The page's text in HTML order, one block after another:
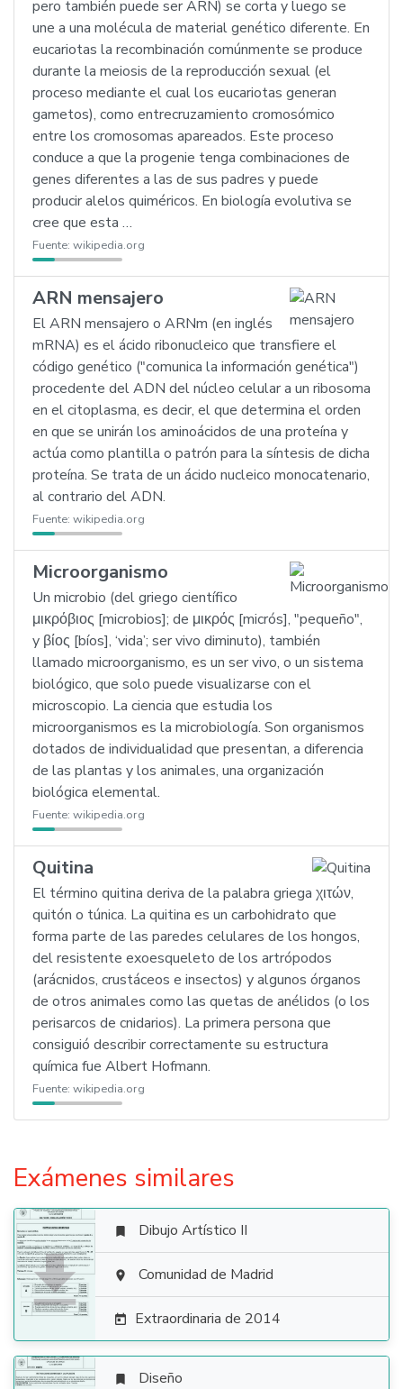
pero también puede ser ARN) se corta y luego se
une a una molécula de material genético diferente. En
eucariotas la recombinación comúnmente se produce
durante la meiosis de la reproducción sexual (el
proceso mediante el cual los eucariotas generan
gametos), como entrecruzamiento cromosómico
entre los cromosomas apareados. Este proceso
conduce a que la progenie tenga combinaciones de
genes diferentes a las de sus padres y puede
producir alelos quiméricos. En biología evolutiva se
cree que esta …
Fuente: wikipedia.org
ARN mensajero
El ARN mensajero o ARNm (en inglés
mRNA) es el ácido ribonucleico que transfiere el
código genético ("comunica la información genética")
procedente del ADN del núcleo celular a un ribosoma
en el citoplasma, es decir, el que determina el orden
en que se unirán los aminoácidos de una proteína y
actúa como plantilla o patrón para la síntesis de dicha
proteína. Se trata de un ácido nucleico monocatenario,
al contrario del ADN.
Fuente: wikipedia.org
Microorganismo
Un microbio (del griego científico
μικρόβιος [microbios]; de μικρός [micrós], "pequeño",
y βίος [bíos], ‘vida’; ser vivo diminuto), también
llamado microorganismo, es un ser vivo, o un sistema
biológico, que solo puede visualizarse con el
microscopio. La ciencia que estudia los
microorganismos es la microbiología. Son organismos
dotados de individualidad que presentan, a diferencia
de las plantas y los animales, una organización
biológica elemental.
Fuente: wikipedia.org
Quitina
El término quitina deriva de la palabra griega χιτών,
quitón o túnica. La quitina es un carbohidrato que
forma parte de las paredes celulares de los hongos,
del resistente exoesqueleto de los artrópodos
(arácnidos, crustáceos e insectos) y algunos órganos
de otros animales como las quetas de anélidos (o los
perisarcos de cnidarios). La primera persona que
consiguió describir correctamente su estructura
química fue Albert Hofmann.
Fuente: wikipedia.org
Exámenes similares

 Dibujo Artístico II
 Comunidad de Madrid
 Extraordinaria de 2014
 Diseño